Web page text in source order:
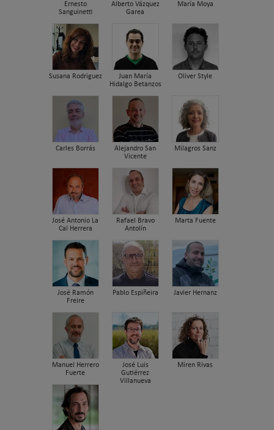
Ernesto
Sanguinetti
Alberto Vázquez
Garea
María Moya
Susana Rodriguez
Juan María
Hidalgo Betanzos
Oliver Style
Carles Borrás
Alejandro San
Vicente
Milagros Sanz
José Antonio La
Cal Herrera
Rafael Bravo
Antolín
Marta Fuente
José Ramón
Freire
Pablo Espiñeira Javier Hernanz
Manuel Herrero
Fuerte
José Luis
Gutiérrez
Villanueva
Miren Rivas